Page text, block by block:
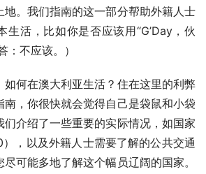
地。我们指南的这一部分帮助外籍人士
生活，比如你是否应该用“G’Day，伙
：不应该。）
如何在澳大利亚生活？住在这里的利弊
南，你很快就会觉得自己是袋鼠和小袋
们介绍了一些重要的实际情况，如国家
，以及外籍人士需要了解的公共交通
可能多地了解这个幅员辽阔的国家。